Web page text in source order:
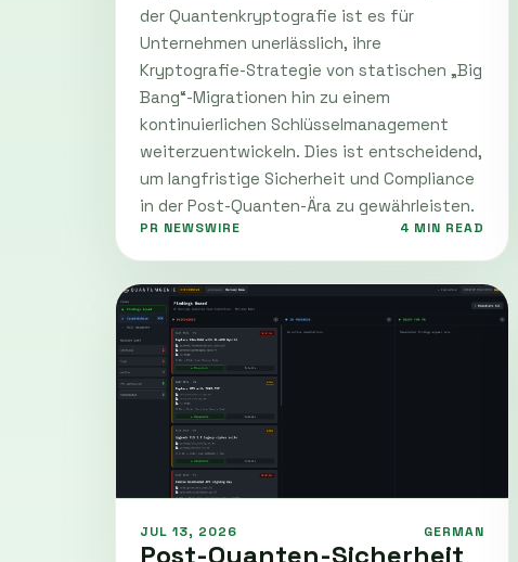
der Quantenkryptografie ist es für
Unternehmen unerlässlich, ihre
Kryptografie-Strategie von statischen „Big
Bang“-Migrationen hin zu einem
kontinuierlichen Schlüsselmanagement
weiterzuentwickeln. Dies ist entscheidend,
um langfristige Sicherheit und Compliance
in der Post-Quanten-Ära zu gewährleisten.
PR NEWSWIRE 4 MIN READ
JUL 13, 2026 GERMAN
Post-Quanten-Sicherheit